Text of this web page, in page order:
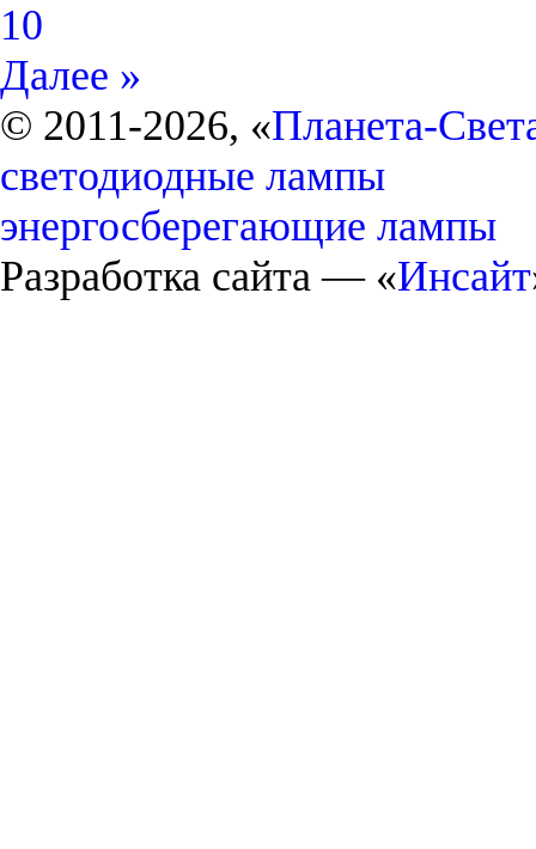
10
Далее »
© 2011-2026, «Планета-
светодиодные лампы
энергосберегающие лампы
Разработка сайта — «Инсайт